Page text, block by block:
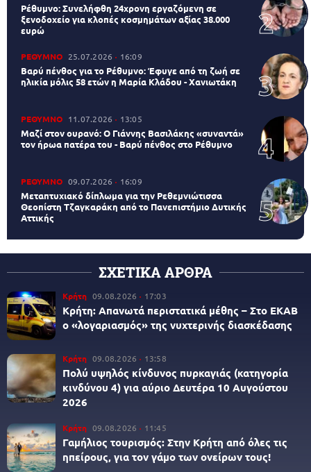
Ρέθυμνο: Συνελήφθη 24χρονη εργαζόμενη σε
ξενοδοχείο για κλοπές κοσμημάτων αξίας 38.000
ευρώ
ΡΕΘΥΜΝΟ 25.07.2026 16:09
Βαρύ πένθος για το Ρέθυμνο: Έφυγε από τη ζωή σε
ηλικία μόλις 58 ετών η Μαρία Κλάδου - Χανιωτάκη
ΡΕΘΥΜΝΟ 11.07.2026 13:05
Μαζί στον ουρανό: Ο Γιάννης Βασιλάκης «συναντά»
τον ήρωα πατέρα του - Βαρύ πένθος στο Ρέθυμνο
ΡΕΘΥΜΝΟ 09.07.2026 16:09
Μεταπτυχιακό δίπλωμα για την Ρεθεμνιώτισσα
Θεοπίστη Τζαγκαράκη από το Πανεπιστήμιο Δυτικής
Αττικής
ΣΧΕΤΙΚΑ ΑΡΘΡΑ
Κρήτη 09.08.2026 17:03
Κρήτη: Απανωτά περιστατικά μέθης – Στο ΕΚΑΒ
ο «λογαριασμός» της νυχτερινής διασκέδασης
Κρήτη 09.08.2026 13:58
Πολύ υψηλός κίνδυνος πυρκαγιάς (κατηγορία
κινδύνου 4) για αύριο Δευτέρα 10 Αυγούστου
2026
Κρήτη 09.08.2026 11:45
Γαμήλιος τουρισμός: Στην Κρήτη από όλες τις
ηπείρους, για τον γάμο των ονείρων τους!